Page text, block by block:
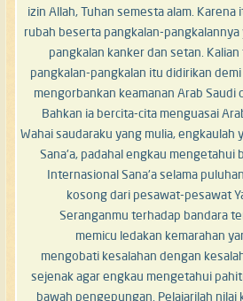
izin Allah, Tuhan semesta alam.
rubah beserta pangkalan-
pangkalan kanker dan setan.
pangkalan-pangkalan itu didirikan
mengorbankan keamanan Arab Saudi
Bahkan ia bercita-cita menguasai
Wahai saudaraku yang mulia, engkaulah
Sana'a, padahal engkau mengetahui
Internasional Sana'a selama
kosong dari pesawat-pesawat
Seranganmu terhadap bandara
memicu ledakan kemarahan
mengobati kesalahan dengan
sejenak agar engkau mengetahui
bawah pengepungan. Pelajarilah nilai